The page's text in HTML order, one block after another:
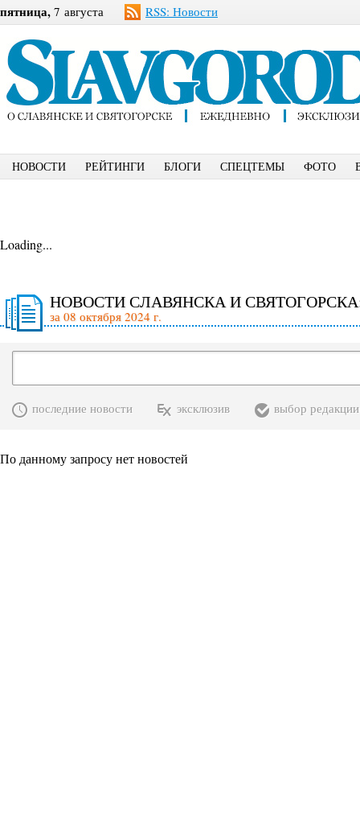
пятница, 7 августа RSS: Новости
НОВОСТИ РЕЙТИНГИ БЛОГИ СПЕЦТЕМЫ ФОТО
Loading...
НОВОСТИ СЛАВЯНСКА И
за 08 октября 2024 г.
последние новости эксклюзив выбор редакции
По данному запросу нет новостей